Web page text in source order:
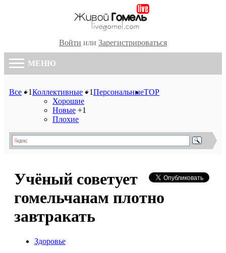
Войти или Зарегистрироваться
МЕНЮ
Все +1Коллективные +1
Хорошие
Новые +1
Плохие
ПерсональныеTOP
Учёный советует
гомельчанам плотно
завтракать
Здоровье